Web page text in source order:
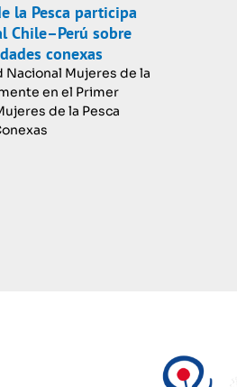
la Pesca participa
Chile–Perú sobre
conexas
Mujeres de la
en el Primer
de la Pesca